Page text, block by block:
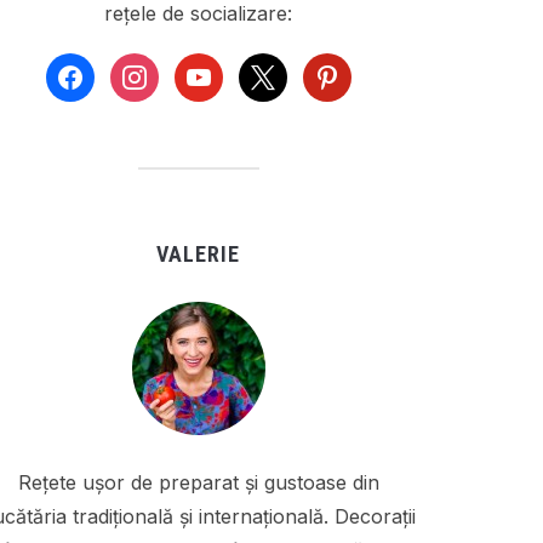
rețele de socializare:
facebookinstagramyoutube
x pinterest
VALERIE
Rețete ușor de preparat și gustoase din
tradițională și internațională. Decorații